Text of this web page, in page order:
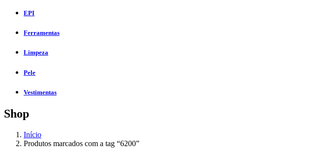
EPI
Ferramentas
Limpeza
Pele
Vestimentas
Shop
Início
Produtos marcados com a tag “6200”